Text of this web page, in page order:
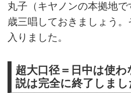
丸子（キヤノンの本拠地
歳三唱しておきましょう
入りました。
超大口径＝日中は使
説は完全に終了しまし